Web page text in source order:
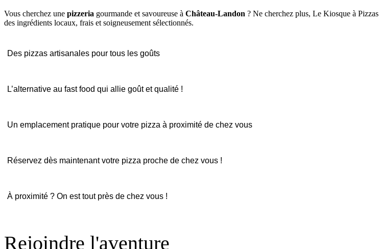
Vous cherchez une pizzeria gourmande et savoureuse à Château-Landon ? Ne cherchez plus, Le Kiosque à
des ingrédients locaux, frais et soigneusement sélectionnés.
Des pizzas artisanales pour tous les goûts
L’alternative au fast food qui allie goût et qualité !
Un emplacement pratique pour votre pizza à proximité de chez vous
Réservez dès maintenant votre pizza proche de chez vous !
À proximité ? On est tout près de chez vous !
Rejoindre l'aventure